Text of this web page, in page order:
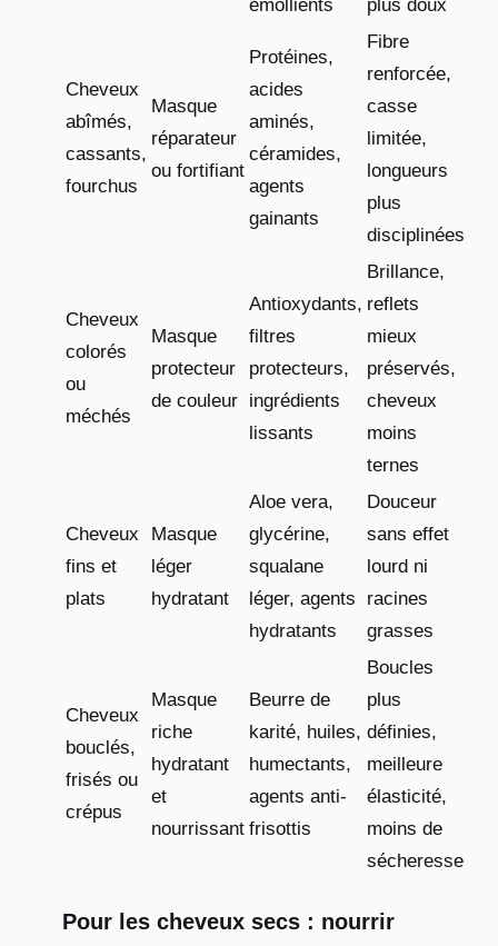
émollients
plus doux
Cheveux
abîmés,
cassants,
fourchus
Masque
réparateur
ou fortifiant
Protéines,
acides
aminés,
céramides,
agents
gainants
Fibre
renforcée,
casse
limitée,
longueurs
plus
disciplinées
Cheveux
colorés
ou
méchés
Masque
protecteur
de couleur
Antioxydants,
filtres
protecteurs,
ingrédients
lissants
Brillance,
reflets
mieux
préservés,
cheveux
moins
ternes
Cheveux
fins et
plats
Masque
léger
hydratant
Aloe vera,
glycérine,
squalane
léger, agents
hydratants
Douceur
sans effet
lourd ni
racines
grasses
Cheveux
bouclés,
frisés ou
crépus
Masque
riche
hydratant
et
nourrissant
Beurre de
karité, huiles,
humectants,
agents anti-
frisottis
Boucles
plus
définies,
meilleure
élasticité,
moins de
sécheresse
Pour les cheveux secs : nourrir